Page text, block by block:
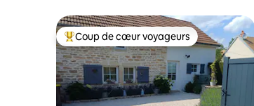
Coup de cœur voyageurs parmi les plus
Coup de cœur voyageurs